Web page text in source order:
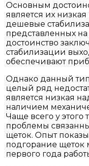
Основным
является их
дешевые
представленных
достоинство
стабилизации
обеспечивают
Однако данный тип
целый ряд
является низкая
наличием
Чаще всего у
проблемы
щеток. Опыт
подгорание щеток
первого года